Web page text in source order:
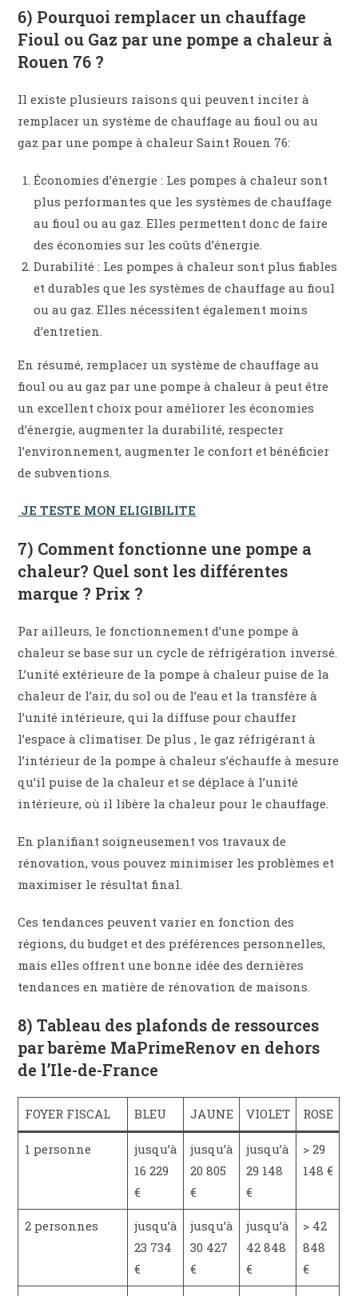
6) Pourquoi remplacer un chauffage
Fioul ou Gaz par une pompe a chaleur à
Rouen 76 ?
Il existe plusieurs raisons qui peuvent inciter à
remplacer un système de chauffage au fioul ou au
gaz par une pompe à chaleur Saint Rouen 76:
Économies d’énergie : Les pompes à chaleur sont
plus performantes que les systèmes de chauffage
au fioul ou au gaz. Elles permettent donc de faire
des économies sur les coûts d’énergie.
Durabilité : Les pompes à chaleur sont plus fiables
et durables que les systèmes de chauffage au fioul
ou au gaz. Elles nécessitent également moins
d’entretien.
En résumé, remplacer un système de chauffage au
fioul ou au gaz par une pompe à chaleur à peut être
un excellent choix pour améliorer les économies
d’énergie, augmenter la durabilité, respecter
l’environnement, augmenter le confort et bénéficier
de subventions.
JE TESTE MON ELIGIBILITE
7) Comment fonctionne une pompe a
chaleur? Quel sont les différentes
marque ? Prix ?
Par ailleurs, le fonctionnement d’une pompe à
chaleur se base sur un cycle de réfrigération inversé.
L’unité extérieure de la pompe à chaleur puise de la
chaleur de l’air, du sol ou de l’eau et la transfère à
l’unité intérieure, qui la diffuse pour chauffer
l’espace à climatiser. De plus , le gaz réfrigérant à
l’intérieur de la pompe à chaleur s’échauffe à mesure
qu’il puise de la chaleur et se déplace à l’unité
intérieure, où il libère la chaleur pour le chauffage.
En planifiant soigneusement vos travaux de
rénovation, vous pouvez minimiser les problèmes et
maximiser le résultat final.
Ces tendances peuvent varier en fonction des
régions, du budget et des préférences personnelles,
mais elles offrent une bonne idée des dernières
tendances en matière de rénovation de maisons.
8) Tableau des plafonds de ressources
par barème MaPrimeRenov en dehors
de l’Ile-de-France
FOYER FISCAL BLEU JAUNE VIOLET ROSE
1 personne
jusqu’à
16 229
€
jusqu’à
20 805
€
jusqu’à
29 148
€
> 29
148 €
2 personnes
jusqu’à
23 734
€
jusqu’à
30 427
€
jusqu’à
42 848
€
> 42
848
€